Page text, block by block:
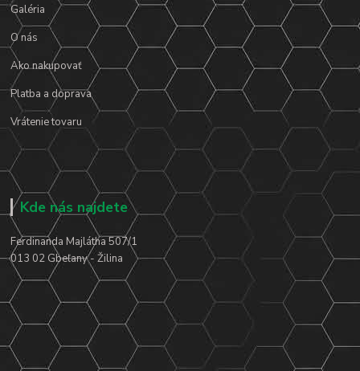
Galéria
O nás
Ako nakupovať
Platba a doprava
Vrátenie tovaru
Kde nás najdete
Ferdinanda Majlátha 507/1
013 02 Gbeľany - Žilina